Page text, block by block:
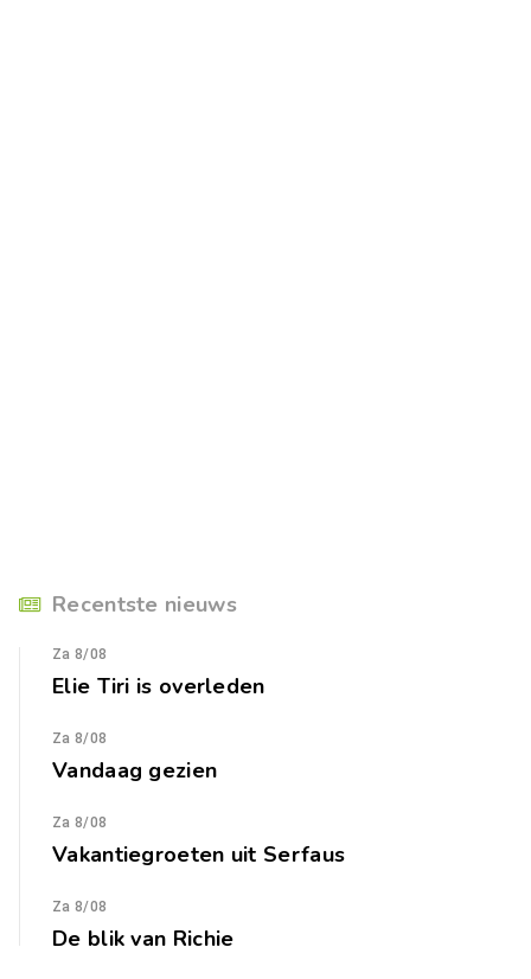
Recentste nieuws
Za 8/08
Elie Tiri is overleden
Za 8/08
Vandaag gezien
Za 8/08
Vakantiegroeten uit Serfaus
Za 8/08
De blik van Richie